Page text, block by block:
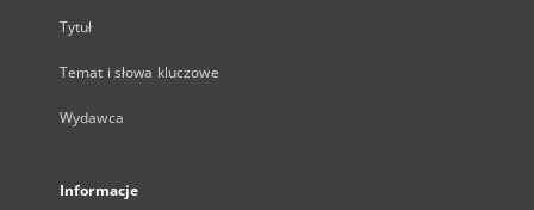
Tytuł
Temat i słowa kluczowe
Wydawca
Informacje